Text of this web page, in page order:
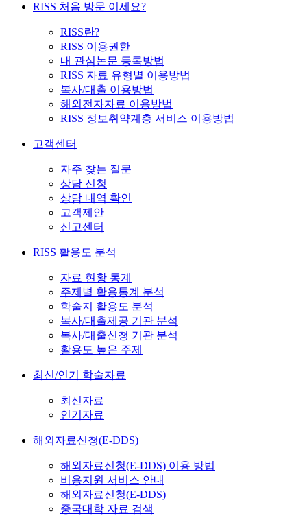
RISS 처음 방문 이세요?
RISS란?
RISS 이용권한
내 관심논문 등록방법
RISS 자료 유형별 이용방법
복사/대출 이용방법
해외전자자료 이용방법
RISS 정보취약계층 서비스 이용방법
고객센터
자주 찾는 질문
상담 신청
상담 내역 확인
고객제안
신고센터
RISS 활용도 분석
자료 현황 통계
주제별 활용통계 분석
학술지 활용도 분석
복사/대출제공 기관 분석
복사/대출신청 기관 분석
활용도 높은 주제
최신/인기 학술자료
최신자료
인기자료
해외자료신청(E-DDS)
해외자료신청(E-DDS) 이용 방법
비용지원 서비스 안내
해외자료신청(E-DDS)
중국대학 자료 검색